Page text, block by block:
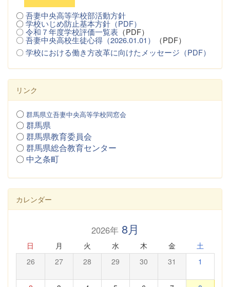
〇吾妻中央高等学校部活動方針
〇学校いじめ防止基本方針（PDF）
〇令和７年度学校評価一覧表 （PDF）
〇吾妻中央高校生徒心得（2026.01.01）
（PDF）
〇学校における働き方改革に向けたメッセージ（PDF）
リンク
〇 群馬県立吾妻中央高等学校同窓会
〇 群馬県
〇 群馬県教育委員会
〇 群馬県総合教育センター
〇 中之条町
カレンダー
2026年8月
日 月 火 水 木 金 土
26 27 28 29 30 31 1